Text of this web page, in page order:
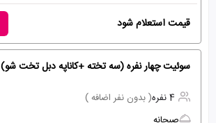
قیمت استعلام شود
سوئیت چهار نفره (سه تخته +کاناپه دبل تخت شو)
4 نفره
( بدون نفر اضافه )